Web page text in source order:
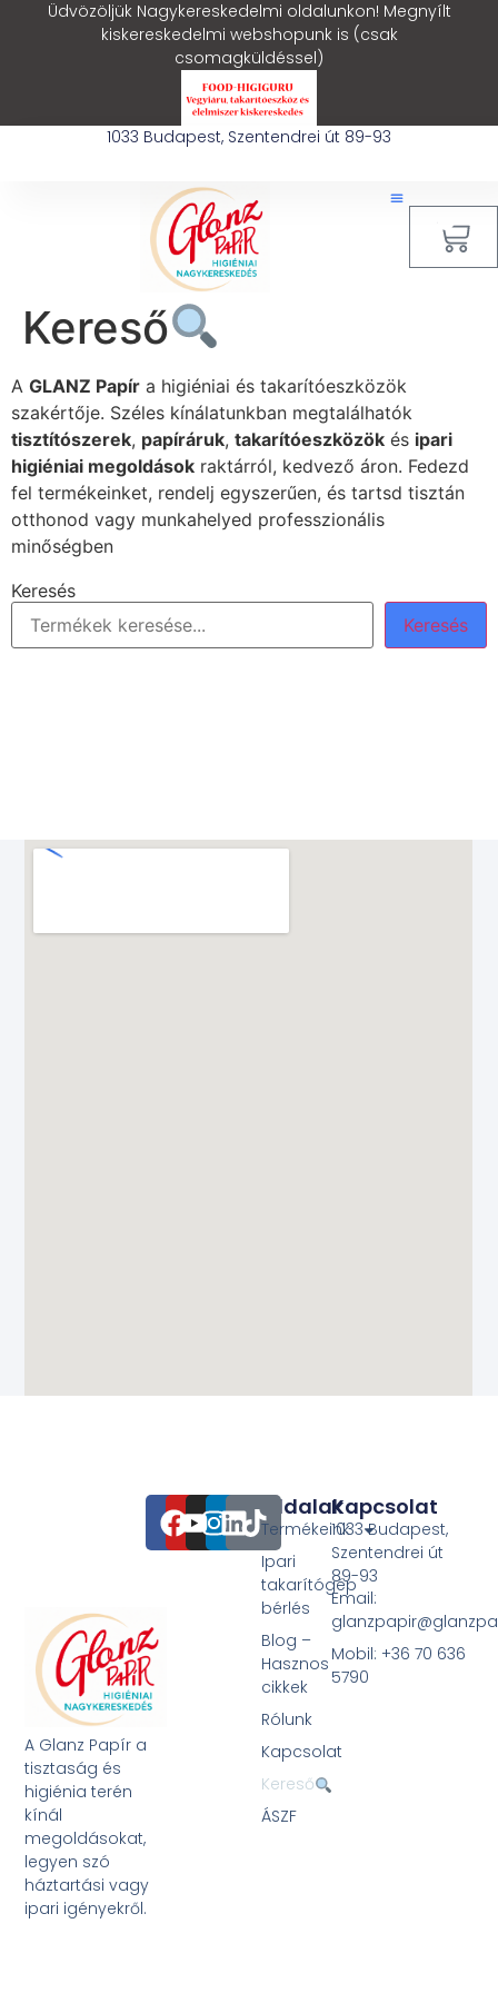
Üdvözöljük Nagykereskedelmi oldalunkon! Megnyílt
kiskereskedelmi webshopunk is (csak
csomagküldéssel)
1033 Budapest, Szentendrei út 89-93
Kereső
A GLANZ Papír a higiéniai és takarítóeszközök
szakértője. Széles kínálatunkban megtalálhatók
tisztítószerek, papíráruk, takarítóeszközök és ipari
higiéniai megoldások raktárról, kedvező áron. Fedezd
fel termékeinket, rendelj egyszerűen, és tartsd tisztán
otthonod vagy munkahelyed professzionális
minőségben
Keresés
Keresés
A Glanz Papír a
tisztaság és
higiénia terén
kínál
megoldásokat,
legyen szó
háztartási vagy
ipari igényekről.
Oldalak
Termékeink
Ipari
takarítógép
bérlés
Blog –
Hasznos
cikkek
Rólunk
Kapcsolat
Kereső
ÁSZF
Kapcsolat
1033 Budapest,
Szentendrei út
89-93
Email:
Mobil: +36 70 636
5790